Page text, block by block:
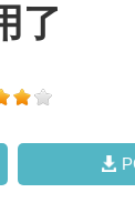
了